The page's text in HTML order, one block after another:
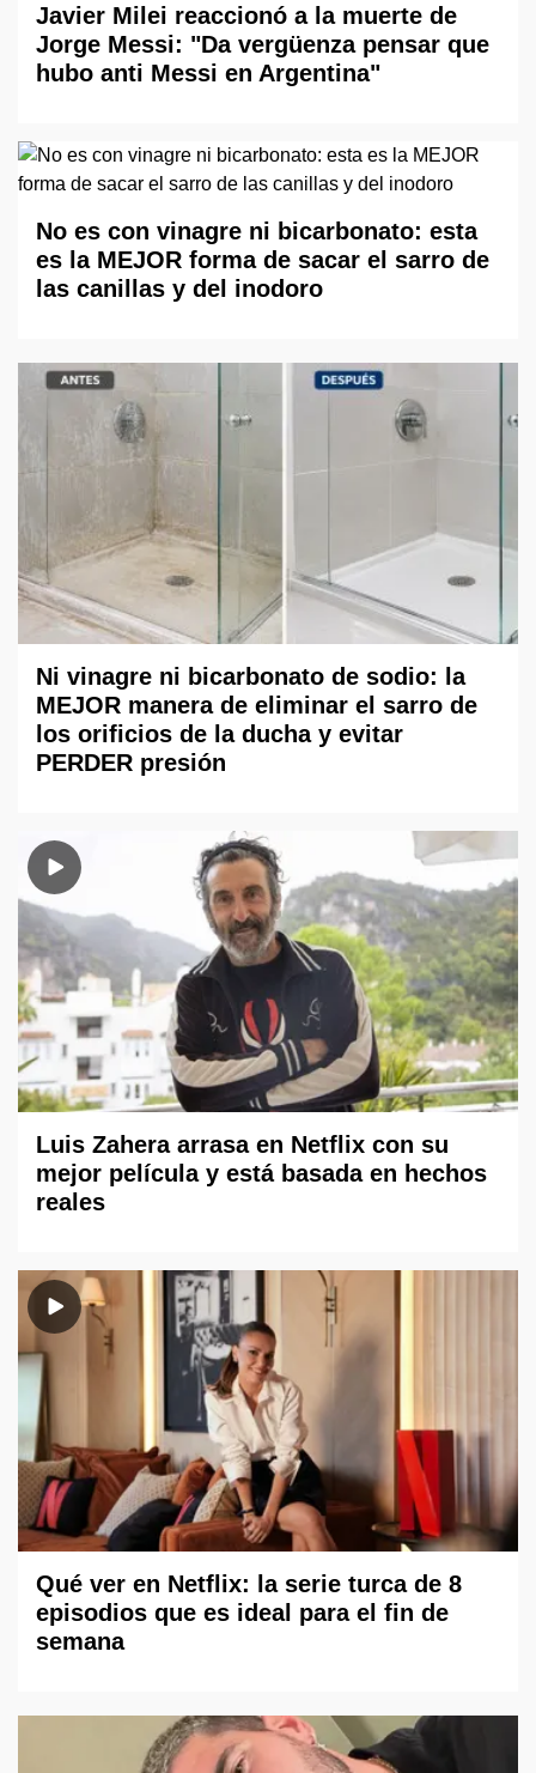
Javier Milei reaccionó a la muerte de
Jorge Messi: "Da vergüenza pensar que
hubo anti Messi en Argentina"
No es con vinagre ni bicarbonato: esta
es la MEJOR forma de sacar el sarro de
las canillas y del inodoro
Ni vinagre ni bicarbonato de sodio: la
MEJOR manera de eliminar el sarro de
los orificios de la ducha y evitar
PERDER presión
Luis Zahera arrasa en Netflix con su
mejor película y está basada en hechos
reales
Qué ver en Netflix: la serie turca de 8
episodios que es ideal para el fin de
semana